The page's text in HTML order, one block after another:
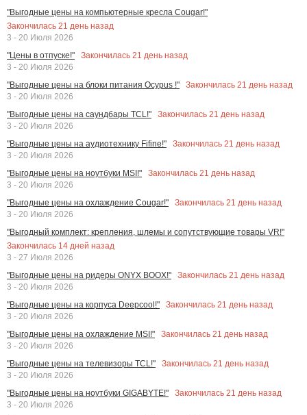
"Выгодные цены на компьютерные кресла Cougar!"
Закончилась 21 день назад
3 - 20 Июля 2026
"Цены в отпуске!"
Закончилась 21 день назад
3 - 20 Июля 2026
"Выгодные цены на блоки питания Ocypus !"
Закончилась 21 день назад
3 - 20 Июля 2026
"Выгодные цены на саундбары TCL!"
Закончилась 21 день назад
3 - 20 Июля 2026
"Выгодные цены на аудиотехнику Fifine!"
Закончилась 21 день назад
3 - 20 Июля 2026
"Выгодные цены на ноутбуки MSI!"
Закончилась 21 день назад
3 - 20 Июля 2026
"Выгодные цены на охлаждение Cougar!"
Закончилась 21 день назад
3 - 20 Июля 2026
"Выгодный комплект: крепления, шлемы и сопутствующие товары VR!"
Закончилась 14 дней назад
3 - 27 Июля 2026
"Выгодные цены на ридеры ONYX BOOX!"
Закончилась 21 день назад
3 - 20 Июля 2026
"Выгодные цены на корпуса Deepcool!"
Закончилась 21 день назад
3 - 20 Июля 2026
"Выгодные цены на охлаждение MSI!"
Закончилась 21 день назад
3 - 20 Июля 2026
"Выгодные цены на телевизоры TCL!"
Закончилась 21 день назад
3 - 20 Июля 2026
"Выгодные цены на ноутбуки GIGABYTE!"
Закончилась 21 день назад
3 - 20 Июля 2026